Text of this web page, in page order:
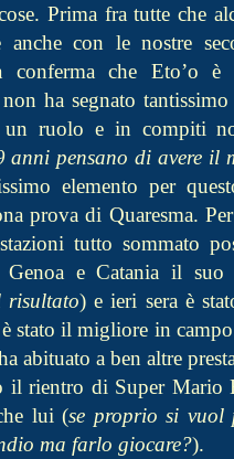
Prima fra tutte che
anche con le nostre
conferma che Eto’o è
ha segnato tantissimo
un ruolo e in compiti
anni pensano di avere il
elemento per
prova di Quaresma.
tutto sommato
e Catania il suo
risultato) e ieri sera è
stato il migliore in
abituato a ben altre
il rientro di Super
lui (se proprio si vuol
ma farlo giocare?).